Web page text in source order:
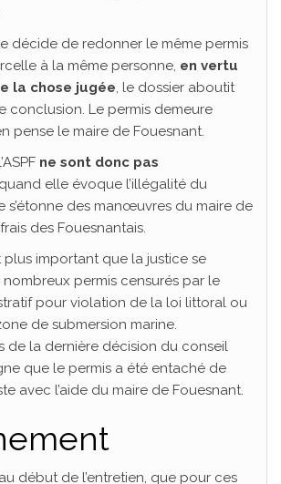
décide de redonner le même permis
à la même personne, en vertu
la chose jugée, le dossier aboutit
conclusion. Le permis demeure
pense le maire de Fouesnant.
ne sont donc pas
quand elle évoque l’illégalité du
s’étonne des manœuvres du maire de
des Fouesnantais.
plus important que la justice se
permis censurés par le
pour violation de la loi littoral ou
de submersion marine.
de la dernière décision du conseil
que le permis a été entaché de
avec l’aide du maire de Fouesnant.
début de l’entretien, que pour ces